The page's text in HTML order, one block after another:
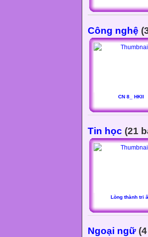
Công nghệ
CN 8_ HKII
Tin học (21
Lòng thành tri
Ngoại ngữ